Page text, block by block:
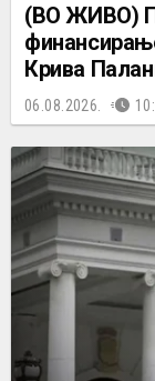
(ВО ЖИВО)
Крива
06.08.2026.